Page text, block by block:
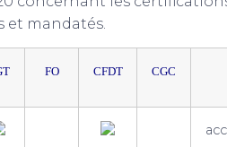
et mandatés.
FO CFDT CGC